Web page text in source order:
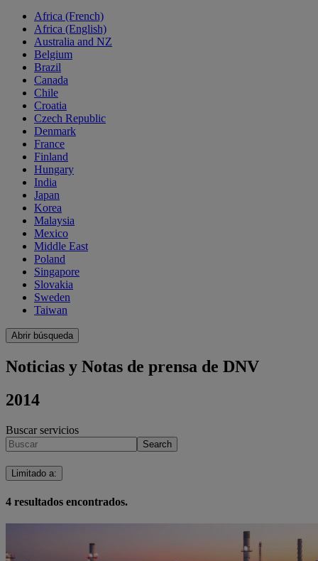
Africa (French)
Africa (English)
Australia and NZ
Belgium
Brazil
Canada
Chile
Croatia
Czech Republic
Denmark
France
Finland
Hungary
India
Japan
Korea
Malaysia
Mexico
Middle East
Poland
Singapore
Slovakia
Sweden
Taiwan
Abrir búsqueda
Noticias y Notas de prensa de DNV
2014
Buscar servicios
Search
Limitado a:
4 resultados encontrados.